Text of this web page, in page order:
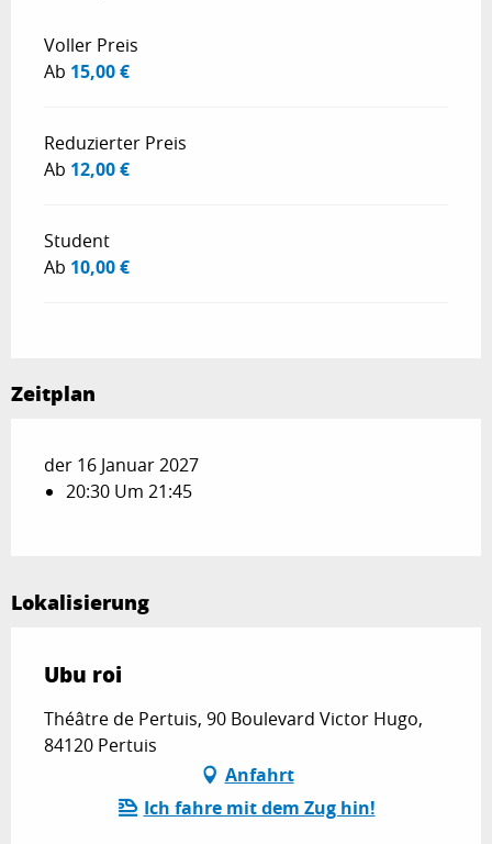
Voller Preis
Ab 15,00 €
Reduzierter Preis
Ab 12,00 €
Student
Ab 10,00 €
Zeitplan
der 16 Januar 2027
20:30 Um 21:45
Lokalisierung
Ubu roi
Théâtre de Pertuis, 90 Boulevard Victor Hugo,
84120 Pertuis
Anfahrt
Ich fahre mit dem Zug hin!